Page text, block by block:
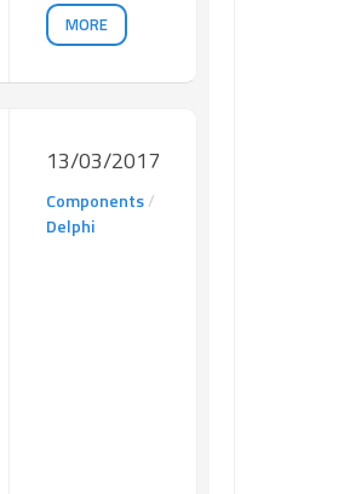
MORE
13/03/2017
Components/
Delphi